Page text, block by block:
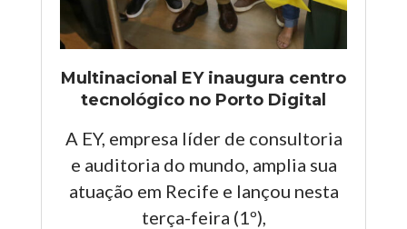
Multinacional EY inaugura centro
tecnológico no Porto Digital
A EY, empresa líder de consultoria
e auditoria do mundo, amplia sua
atuação em Recife e lançou nesta
terça-feira (1º),